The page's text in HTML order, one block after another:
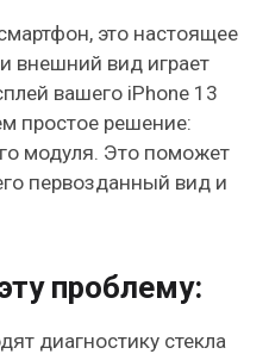
это настоящее
внешний вид играет
вашего iPhone 13
простое решение:
модуля. Это поможет
первозданный вид и
проблему:
диагностику стекла